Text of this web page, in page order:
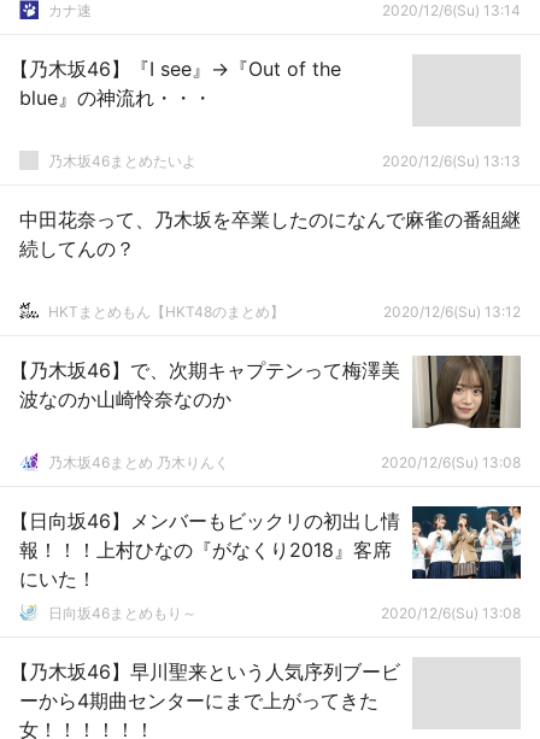
カナ速 2020/12/6(Su) 13:14
【乃木坂46】『I see』→『Out of the
blue』の神流れ・・・
乃木坂46まとめたいよ 2020/12/6(Su) 13:13
中田花奈って、乃木坂を卒業したのになんで麻雀の番組継
続してんの？
HKTまとめもん【HKT48のまとめ】 2020/12/6(Su) 13:12
【乃木坂46】で、次期キャプテンって梅澤美
波なのか山崎怜奈なのか
乃木坂46まとめ 乃木りんく 2020/12/6(Su) 13:08
【日向坂46】メンバーもビックリの初出し情
報！！！上村ひなの『がなくり2018』客席
にいた！
日向坂46まとめもり～ 2020/12/6(Su) 13:08
【乃木坂46】早川聖来という人気序列ブービ
ーから4期曲センターにまで上がってきた
女！！！！！！